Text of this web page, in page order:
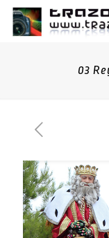
03